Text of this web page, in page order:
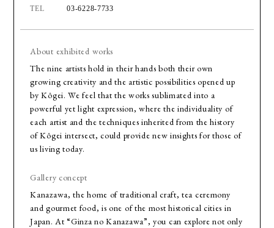
TEL
03-6228-7733
About exhibited works
The nine artists hold in their hands both their own
growing creativity and the artistic possibilities opened up
by Kôgei. We feel that the works sublimated into a
powerful yet light expression, where the individuality of
each artist and the techniques inherited from the history
of Kôgei intersect, could provide new insights for those of
us living today.
Gallery concept
Kanazawa, the home of traditional craft, tea ceremony
and gourmet food, is one of the most historical cities in
Japan. At “Ginza no Kanazawa”, you can explore not only